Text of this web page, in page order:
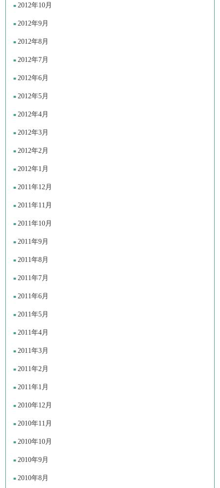
2012年10月
2012年9月
2012年8月
2012年7月
2012年6月
2012年5月
2012年4月
2012年3月
2012年2月
2012年1月
2011年12月
2011年11月
2011年10月
2011年9月
2011年8月
2011年7月
2011年6月
2011年5月
2011年4月
2011年3月
2011年2月
2011年1月
2010年12月
2010年11月
2010年10月
2010年9月
2010年8月